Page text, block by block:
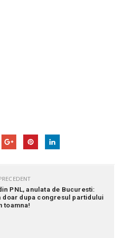
PNL, anulata de Bucuresti:
doar dupa congresul partidului
toamna!